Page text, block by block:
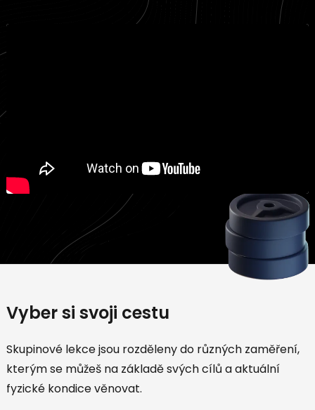
Vyber si svoji cestu
Skupinové lekce jsou rozděleny do různých zaměření,
kterým se můžeš na základě svých cílů a aktuální
fyzické kondice věnovat.